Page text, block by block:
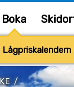
Boka
Lågpriskalendern
/